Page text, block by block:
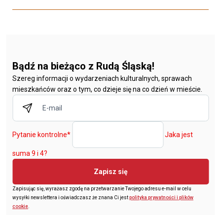
Bądź na bieżąco z Rudą Śląską!
Szereg informacji o wydarzeniach kulturalnych, sprawach
mieszkańców oraz o tym, co dzieje się na co dzień w mieście.
Pytanie kontrolne* Jaka jest
suma 9 i 4?
Zapisz się
Zapisując się, wyrażasz zgodę na przetwarzanie Twojego adresu e-mail w celu
wysyłki newslettera i oświadczasz że znana Ci jestpolityka prywatności i plików
cookie